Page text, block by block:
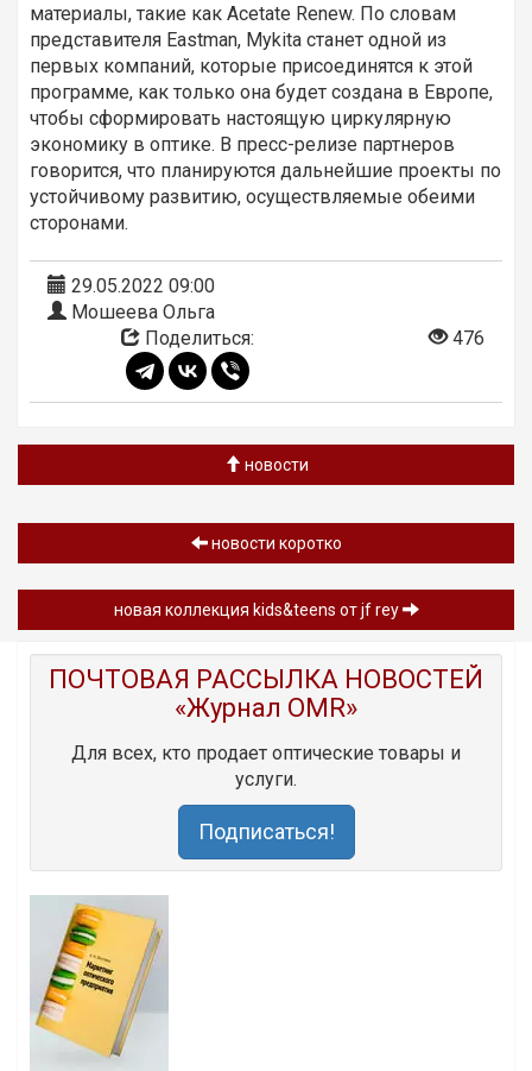
материалы, такие как Acetate Renew. По словам
представителя Eastman, Mykita станет одной из
первых компаний, которые присоединятся к этой
программе, как только она будет создана в Европе,
чтобы сформировать настоящую циркулярную
экономику в оптике. В пресс-релизе партнеров
говорится, что планируются дальнейшие проекты по
устойчивому развитию, осуществляемые обеими
сторонами.
29.05.2022 09:00
Мошеева Ольга
Поделиться:
476
новости
новости коротко
новая коллекция kids&teens от jf rey
ПОЧТОВАЯ РАССЫЛКА НОВОСТЕЙ
«Журнал OMR»
Для всех, кто продает оптические товары и
услуги.
Подписаться!